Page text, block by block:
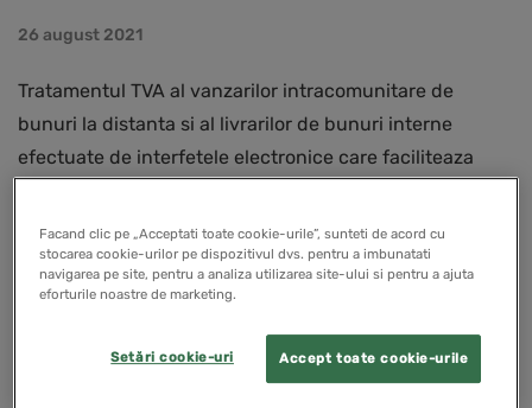
26 august 2021
Tratamentul TVA al vanzarilor intracomunitare de
bunuri la distanta si al livrarilor de bunuri interne
efectuate de interfetele electronice care faciliteaza
2021
READ MORE
Facand clic pe „Acceptati toate cookie-urile”, sunteti de acord cu
stocarea cookie-urilor pe dispozitivul dvs. pentru a imbunatati
navigarea pe site, pentru a analiza utilizarea site-ului si pentru a ajuta
eforturile noastre de marketing.
Accept toate cookie-urile
Setări cookie-uri